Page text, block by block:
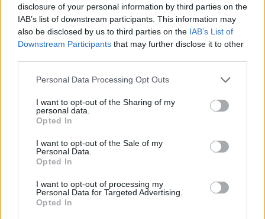
disclosure of your personal information by third parties on the
IAB’s list of downstream participants. This information may
also be disclosed by us to third parties on the IAB’s List of
Downstream Participants that may further disclose it to other
Please note that this website/app uses one or more Google
not limited to your visit or usage behaviour. You may click to
grant or deny consent to Google and its third-party tags to
use your data for below specified purposes in below Google
consent section.
Personal Data Processing Opt Outs
I want to opt-out of the Sharing of my
personal data.
Opted In
I want to opt-out of the Sale of my
Personal Data.
Opted In
I want to opt-out of processing my
Personal Data for Targeted Advertising.
Opted In
FELIRATKOZÁS
MEGÉRKEZETT AZ ESŐ A DUNA
VÍZGYŰJTŐJÉRE
Országos hírek
továbbképzésekkel erősít a Gál Ferenc
Egyetem